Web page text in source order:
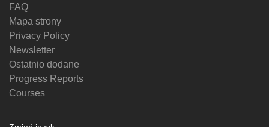
FAQ
Mapa strony
Privacy Policy
Newsletter
Ostatnio dodane
Progress Reports
Courses